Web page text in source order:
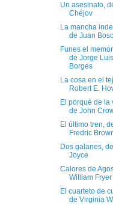
Un asesinato,
Chéjov
La mancha
de Juan
Funes el
de Jorge Luis
Borges
La cosa en el
Robert E.
El porqué de la
de John
El último tren,
Fredric
Dos galanes,
Joyce
Calores de
William
El cuarteto de
de Virginia